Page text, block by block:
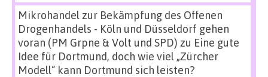
Mikrohandel zur Bekämpfung des Offenen
Drogenhandels - Köln und Düsseldorf gehen
voran (PM Grpne & Volt und SPD) zu Eine gute
Idee für Dortmund, doch wie viel „Zürcher
Modell“ kann Dortmund sich leisten?